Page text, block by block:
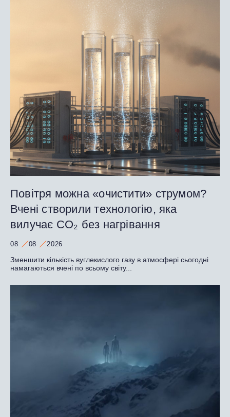
Повітря можна «очистити» струмом?
Вчені створили технологію, яка
вилучає CO₂ без нагрівання
08 08 2026
Зменшити кількість вуглекислого газу в атмосфері сьогодні
намагаються вчені по всьому світу...